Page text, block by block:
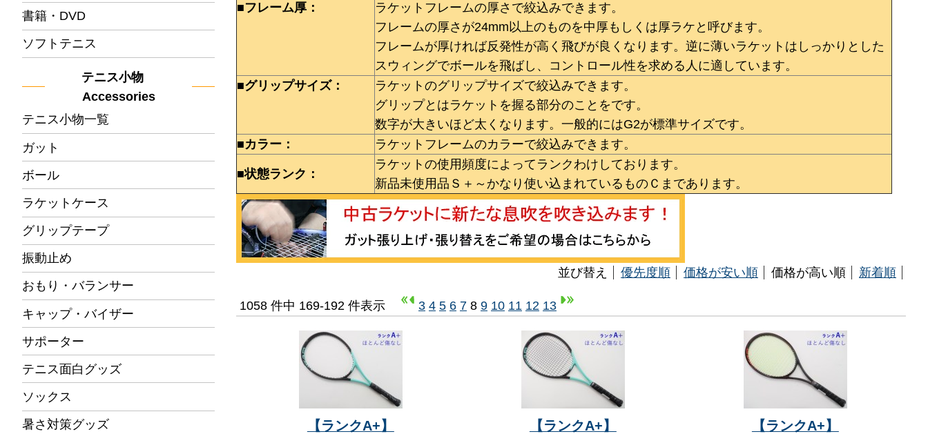
書籍・DVD
ソフトテニス
テニス小物
Accessories
テニス小物一覧
ガット
ボール
ラケットケース
グリップテープ
振動止め
おもり・バランサー
キャップ・バイザー
サポーター
テニス面白グッズ
ソックス
暑さ対策グッズ
■フレーム厚：
ラケットフレームの厚さで絞込みできます。
フレームの厚さが24mm以上のものを中厚もしくは厚ラケと呼びます。
フレームが厚ければ反発性が高く飛びが良くなります。逆に薄いラケットはしっかりとした
スウィングでボールを飛ばし、コントロール性を求める人に適しています。
■グリップサイズ：
ラケットのグリップサイズで絞込みできます。
グリップとはラケットを握る部分のことをです。
数字が大きいほど太くなります。一般的にはG2が標準サイズです。
■カラー：
ラケットフレームのカラーで絞込みできます。
■状態ランク：
ラケットの使用頻度によってランクわけしております。
新品未使用品Ｓ＋～かなり使い込まれているものＣまであります。
並び替え 優先度順 価格が安い順 価格が高い順 新着順
1058 件中 169-192 件表示 3 4 5 6 7 8 9 10 11 12 13
【ランクA+】
【ランクA+】
【ランクA+】